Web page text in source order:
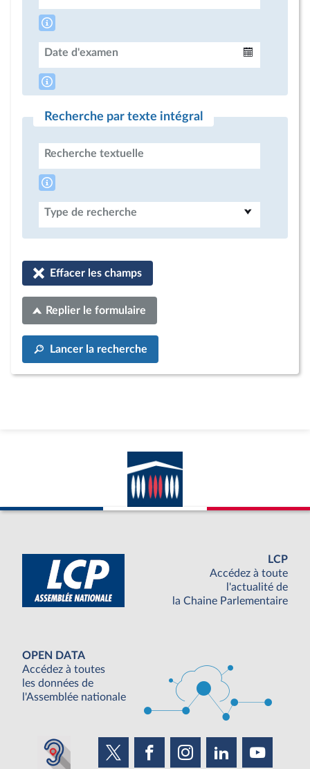
Date d'examen
Recherche par texte intégral
Recherche textuelle
Type de recherche
Effacer les champs
Replier le formulaire
Lancer la recherche
LCP
Accédez à toute
l'actualité de
la Chaine Parlementaire
OPEN DATA
Accédez à toutes
les données de
l'Assemblée nationale